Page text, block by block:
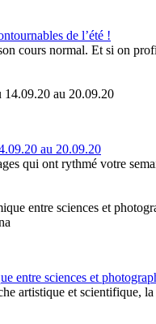
de l’été !
cours normal. Et si on
au 20.09.20
qui ont rythmé votre
entre sciences et
artistique et scientifique,